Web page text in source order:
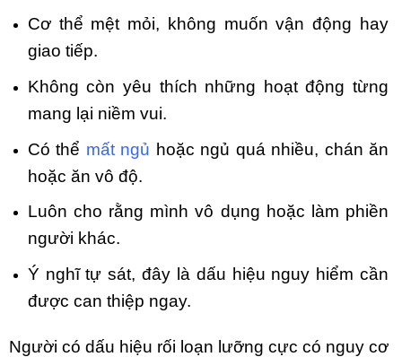
Cơ thể mệt mỏi, không muốn vận động hay
giao tiếp.
Không còn yêu thích những hoạt động từng
mang lại niềm vui.
Có thể mất ngủ hoặc ngủ quá nhiều, chán ăn
hoặc ăn vô độ.
Luôn cho rằng mình vô dụng hoặc làm phiền
người khác.
Ý nghĩ tự sát, đây là dấu hiệu nguy hiểm cần
được can thiệp ngay.
Người có dấu hiệu rối loạn lưỡng cực có nguy cơ